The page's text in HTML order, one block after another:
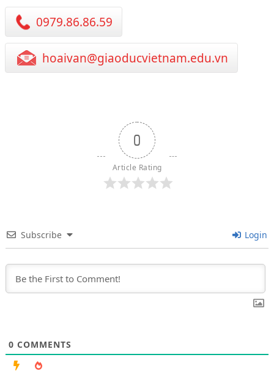
0979.86.86.59
hoaivan@giaoducvietnam.edu.vn
0
Article Rating
Subscribe Login
0 COMMENTS